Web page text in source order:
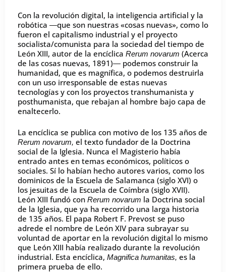
Con la revolución digital, la inteligencia artificial y la
robótica ―que son nuestras «cosas nuevas», como lo
fueron el capitalismo industrial y el proyecto
socialista/comunista para la sociedad del tiempo de
León XIII, autor de la encíclica Rerum novarum (Acerca
de las cosas nuevas, 1891)― podemos construir la
humanidad, que es magnífica, o podemos destruirla
con un uso irresponsable de estas nuevas
tecnologías y con los proyectos transhumanista y
posthumanista, que rebajan al hombre bajo capa de
enaltecerlo.
La encíclica se publica con motivo de los 135 años de
Rerum novarum, el texto fundador de la Doctrina
social de la Iglesia. Nunca el Magisterio había
entrado antes en temas económicos, políticos o
sociales. Sí lo habían hecho autores varios, como los
dominicos de la Escuela de Salamanca (siglo XVI) o
los jesuitas de la Escuela de Coímbra (siglo XVII).
León XIII fundó con Rerum novarum la Doctrina social
de la Iglesia, que ya ha recorrido una larga historia
de 135 años. El papa Robert F. Prevost se puso
adrede el nombre de León XIV para subrayar su
voluntad de aportar en la revolución digital lo mismo
que León XIII había realizado durante la revolución
industrial. Esta encíclica, Magnifica humanitas, es la
primera prueba de ello.